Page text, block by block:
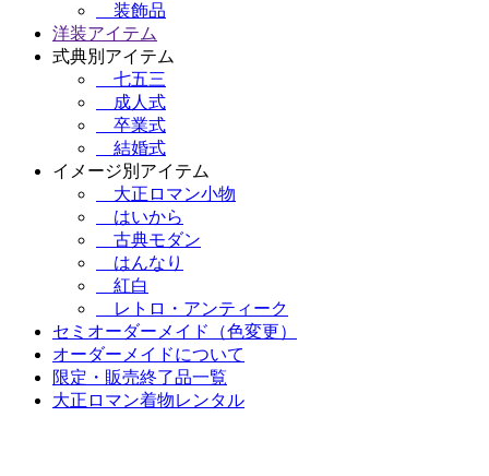
装飾品
洋装アイテム
式典別アイテム
七五三
成人式
卒業式
結婚式
イメージ別アイテム
大正ロマン小物
はいから
古典モダン
はんなり
紅白
レトロ・アンティーク
セミオーダーメイド（色変更）
オーダーメイドについて
限定・販売終了品一覧
大正ロマン着物レンタル